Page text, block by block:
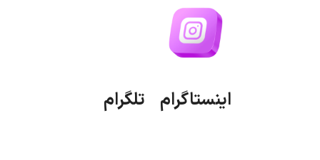
اینستاگرام تلگرام